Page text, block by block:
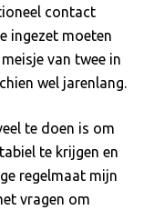
contact
ingezet moeten
van twee in
wel jarenlang.
te doen is om
te krijgen en
regelmaat mijn
vragen om